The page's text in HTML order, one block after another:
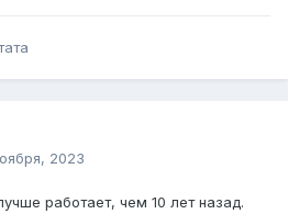
2023
работает, чем 10 лет назад.